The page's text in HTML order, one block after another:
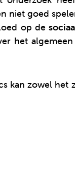
niet goed
op de
het
kan zowel